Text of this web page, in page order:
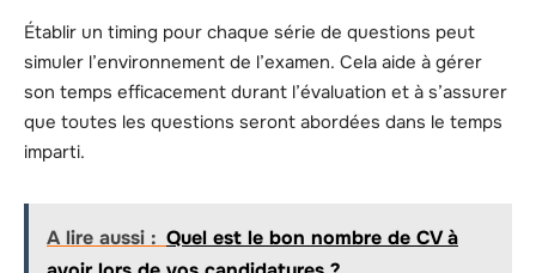
Établir un timing pour chaque série de questions peut
simuler l’environnement de l’examen. Cela aide à gérer
son temps efficacement durant l’évaluation et à s’assurer
que toutes les questions seront abordées dans le temps
imparti.
A lire aussi : Quel est le bon nombre de CV à